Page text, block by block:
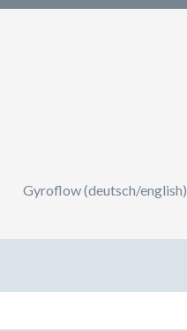
Gyroflow (deutsch/english)